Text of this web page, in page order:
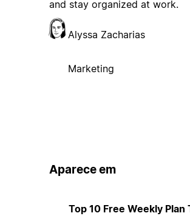
and stay organized at work.
Alyssa Zacharias
Marketing
Aparece em
Top 10 Free Weekly Plan